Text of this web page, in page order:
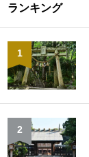
岐阜
愛知
和歌山
広島
長崎
大分
ランキング
1
2